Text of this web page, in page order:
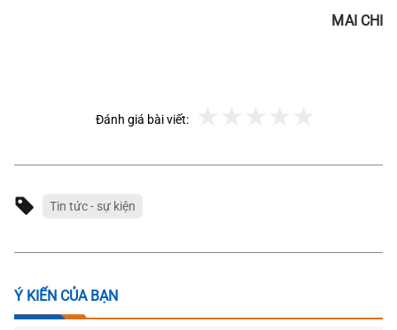
MAI CHI
Đánh giá bài viết:
Tin tức - sự kiện
Ý KIẾN CỦA BẠN